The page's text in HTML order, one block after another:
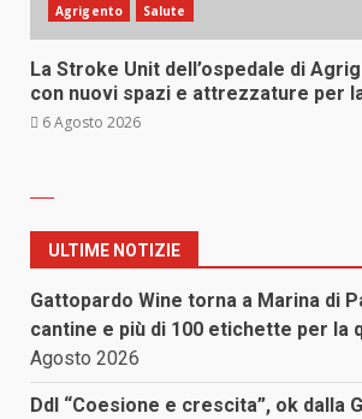
Agrigento Salute
La Stroke Unit dell’ospedale di
con nuovi spazi e attrezzature per
6 Agosto 2026
ULTIME NOTIZIE
Gattopardo Wine torna a Marina di
cantine e più di 100 etichette per la
Agosto 2026
Ddl “Coesione e crescita”, ok dalla